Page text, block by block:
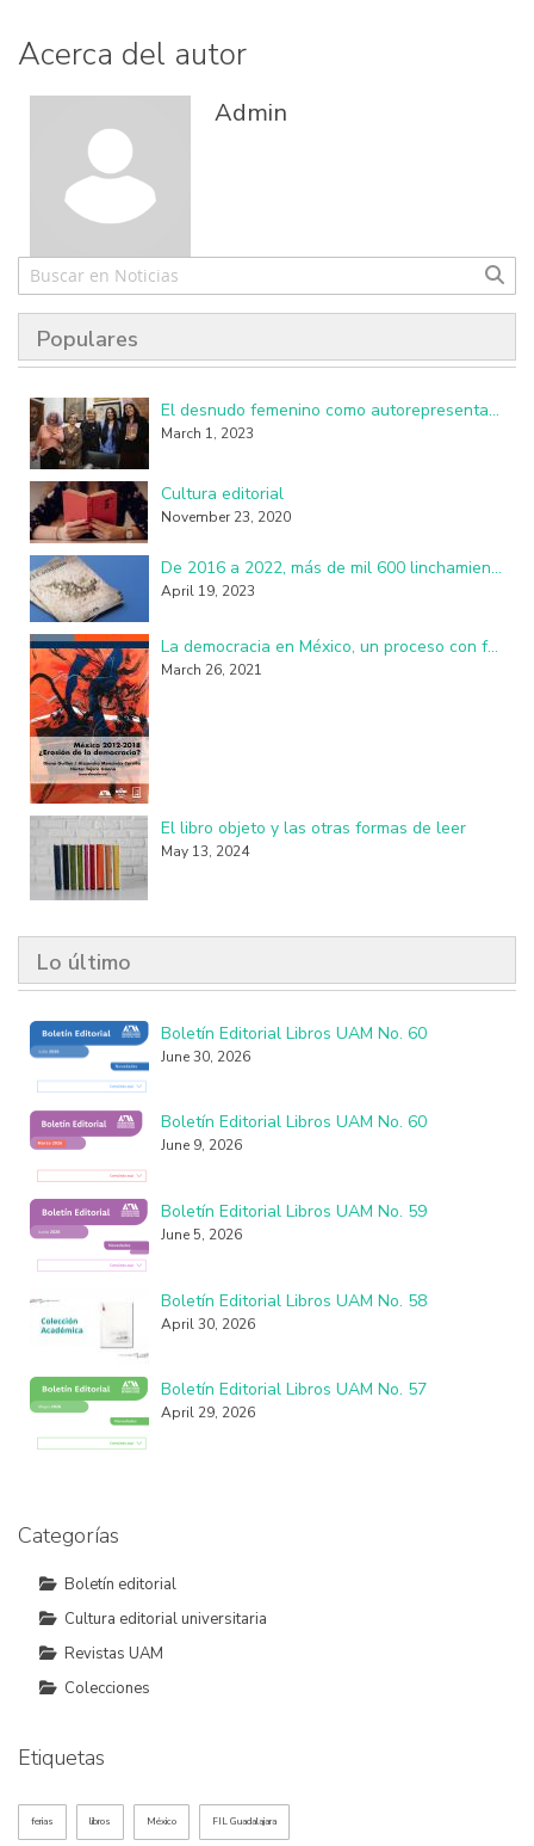
Acerca del autor
Admin
Populares
El desnudo femenino como autorepresentación resulta perturbador y subversivo
March 1, 2023
Cultura editorial
November 23, 2020
De 2016 a 2022, más de mil 600 linchamientos en México: investigadores de la UAM
April 19, 2023
La democracia en México, un proceso con fallas, imperfecciones y seudo practicantes
March 26, 2021
El libro objeto y las otras formas de leer
May 13, 2024
Lo último
Boletín Editorial Libros UAM No. 60
June 30, 2026
Boletín Editorial Libros UAM No. 60
June 9, 2026
Boletín Editorial Libros UAM No. 59
June 5, 2026
Boletín Editorial Libros UAM No. 58
April 30, 2026
Boletín Editorial Libros UAM No. 57
April 29, 2026
Categorías
Boletín editorial
Cultura editorial universitaria
Revistas UAM
Colecciones
Etiquetas
ferias libros México FIL Guadalajara